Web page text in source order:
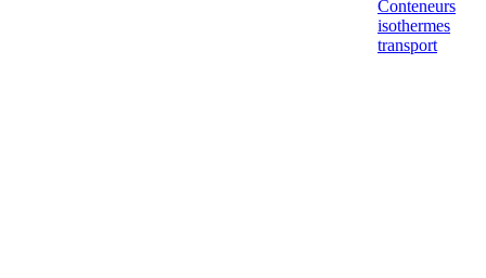
Conteneurs
isothermes
transport